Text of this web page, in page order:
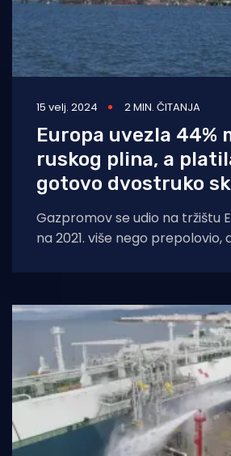
15 velj. 2024 2 MIN. ČITANJA
Europa uvezla 44%
ruskog plina, a
gotovo dvostruko
Gazpromov se udio na tržištu
na 2021. više nego prepolovio,